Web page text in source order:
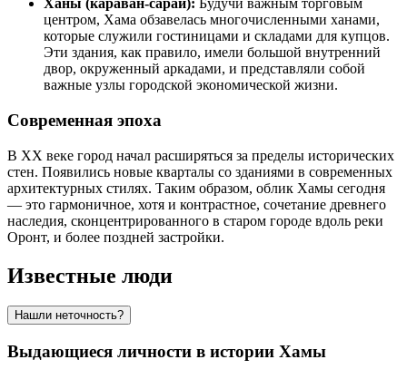
Ханы (караван-сараи): Будучи важным торговым
центром, Хама обзавелась многочисленными ханами,
которые служили гостиницами и складами для купцов.
Эти здания, как правило, имели большой внутренний
двор, окруженный аркадами, и представляли собой
важные узлы городской экономической жизни.
Современная эпоха
В XX веке город начал расширяться за пределы исторических
стен. Появились новые кварталы со зданиями в современных
архитектурных стилях. Таким образом, облик Хамы сегодня
— это гармоничное, хотя и контрастное, сочетание древнего
наследия, сконцентрированного в старом городе вдоль реки
Оронт, и более поздней застройки.
Известные люди
Нашли неточность?
Выдающиеся личности в истории Хамы